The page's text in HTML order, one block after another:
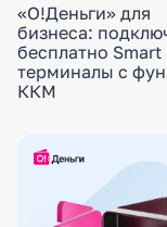
«О!Деньги» для
бизнеса:
бесплатно Smart
терминалы с
ККМ